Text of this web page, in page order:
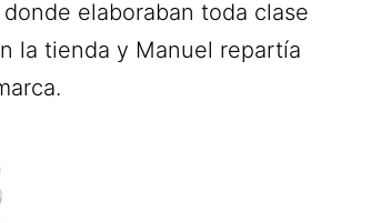
elaboraban toda clase
la tienda y Manuel repartía